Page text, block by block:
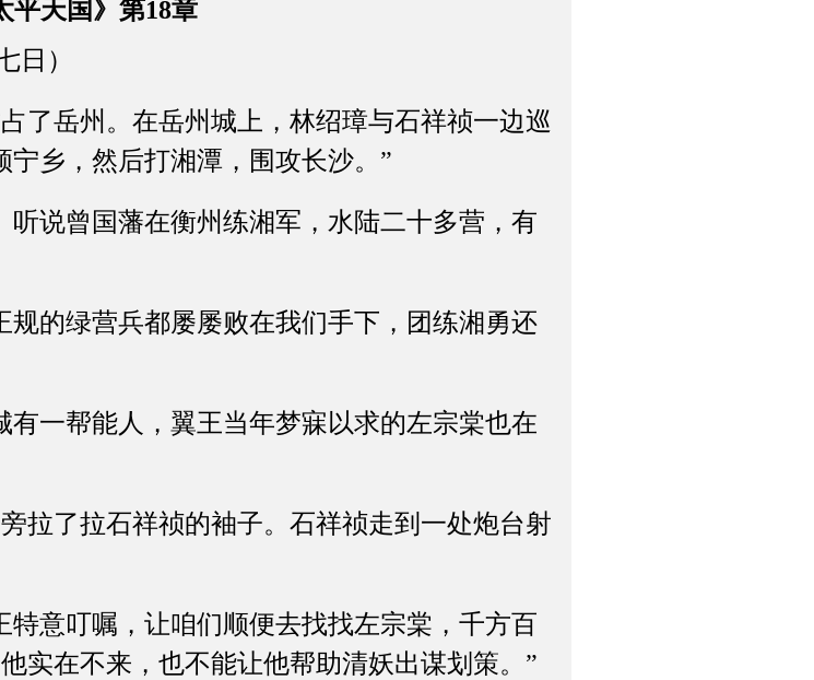
平天国》第18章
）
岳州。在岳州城上，林绍璋与石祥祯一边巡
乡，然后打湘潭，围攻长沙。”
说曾国藩在衡州练湘军，水陆二十多营，有
的绿营兵都屡屡败在我们手下，团练湘勇还
一帮能人，翼王当年梦寐以求的左宗棠也在
了拉石祥祯的袖子。石祥祯走到一处炮台射
意叮嘱，让咱们顺便去找找左宗棠，千方百
实在不来，也不能让他帮助清妖出谋划策。”